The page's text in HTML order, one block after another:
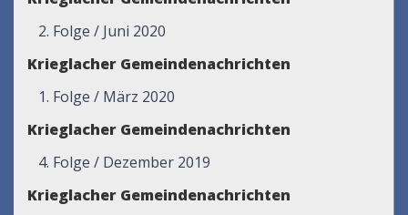
2. Folge / Juni 2020
Krieglacher Gemeindenachrichten
1. Folge / März 2020
Krieglacher Gemeindenachrichten
4. Folge / Dezember 2019
Krieglacher Gemeindenachrichten